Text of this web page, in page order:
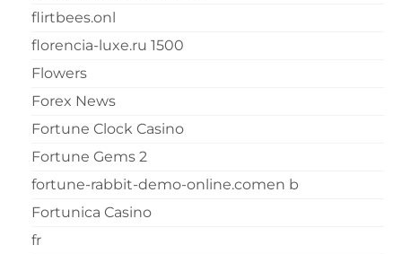
flirtbees.onl
florencia-luxe.ru 1500
Flowers
Forex News
Fortune Clock Casino
Fortune Gems 2
fortune-rabbit-demo-online.comen b
Fortunica Casino
fr